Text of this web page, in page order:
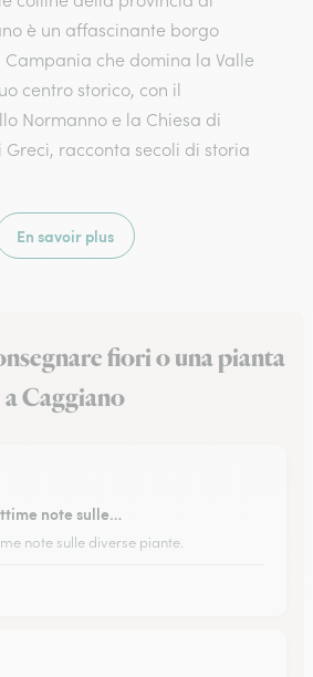
è un affascinante borgo
che domina la Valle
centro storico, con il
Normanno e la Chiesa di
racconta secoli di storia
En savoir plus
fiori o una pianta
a Caggiano
note sulle…
note sulle diverse piante.